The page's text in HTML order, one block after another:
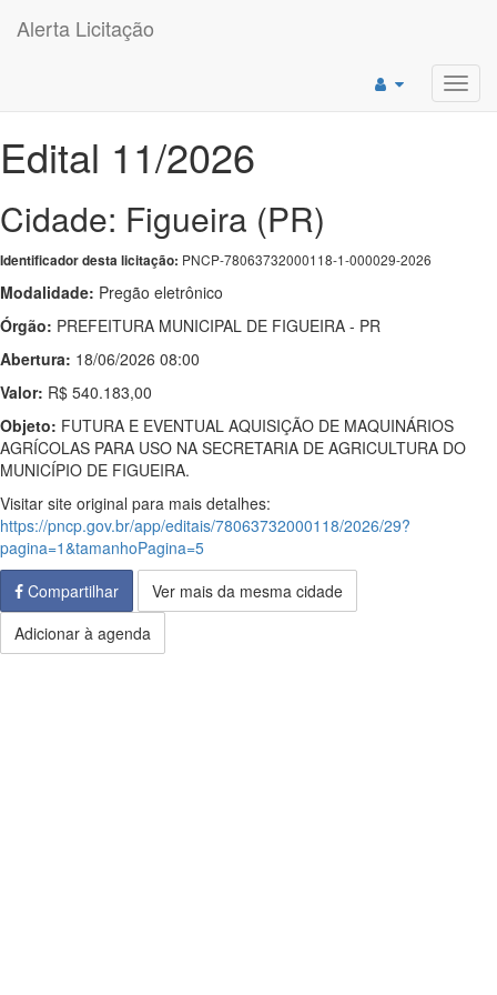
Alerta Licitação
Edital 11/2026
Cidade: Figueira (PR)
Identificador desta licitação: PNCP-78063732000118-1-000029-2026
Modalidade: Pregão eletrônico
Órgão: PREFEITURA MUNICIPAL DE FIGUEIRA - PR
Abertura: 18/06/2026 08:00
Valor: R$ 540.183,00
Objeto: FUTURA E EVENTUAL AQUISIÇÃO DE MAQUINÁRIOS
AGRÍCOLAS PARA USO NA SECRETARIA DE AGRICULTURA DO
MUNICÍPIO DE FIGUEIRA.
Visitar site original para mais detalhes:
https://pncp.gov.br/app/editais/78063732000118/2026/29?
pagina=1&tamanhoPagina=5
Compartilhar
Ver mais da mesma cidade
Adicionar à agenda